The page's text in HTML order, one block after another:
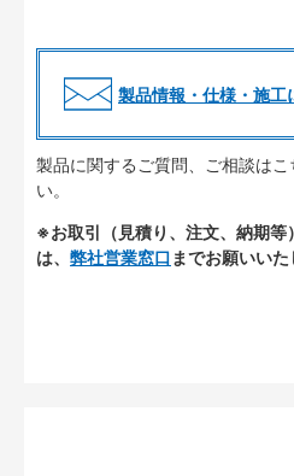
製品情報・仕様・施工
製品に関するご質問、ご相談は
い。
※お取引（見積り、注文、納期等
は、 弊社営業窓口 までお願いいた